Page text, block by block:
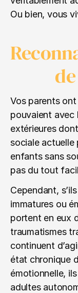
Ou bien, vous
Vos parents
pouvaient avec
extérieures
sociale actuelle
enfants sans
pas du tout
Cependant,
immatures ou
portent en eux
traumatismes
continuent
état chronique
émotionnelle,
adultes